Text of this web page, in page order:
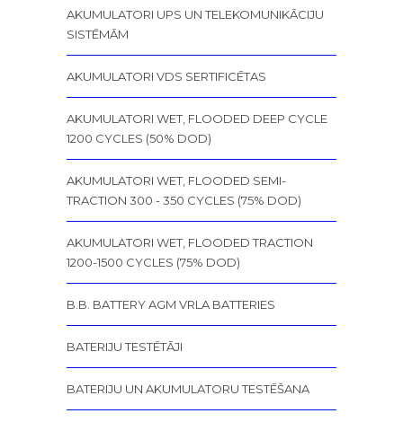
AKUMULATORI UPS UN TELEKOMUNIKĀCIJU
SISTĒMĀM
AKUMULATORI VDS SERTIFICĒTAS
AKUMULATORI WET, FLOODED DEEP CYCLE
1200 CYCLES (50% DOD)
AKUMULATORI WET, FLOODED SEMI-
TRACTION 300 - 350 CYCLES (75% DOD)
AKUMULATORI WET, FLOODED TRACTION
1200-1500 CYCLES (75% DOD)
B.B. BATTERY AGM VRLA BATTERIES
BATERIJU TESTĒTĀJI
BATERIJU UN AKUMULATORU TESTĒŠANA